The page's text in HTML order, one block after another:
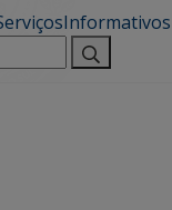
Informativos